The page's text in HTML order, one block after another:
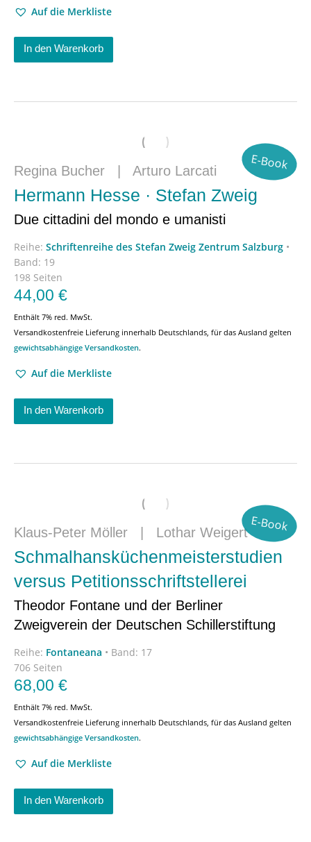
Auf die Merkliste
In den Warenkorb
E-Book
Regina Bucher Arturo Larcati
Hermann Hesse · Stefan Zweig
Due cittadini del mondo e umanisti
Reihe: Schriftenreihe des Stefan Zweig Zentrum Salzburg •
Band: 19
198 Seiten
44,00 €
Enthält 7% red. MwSt.
Versandkostenfreie Lieferung innerhalb Deutschlands, für das Ausland gelten
gewichtsabhängige Versandkosten.
Auf die Merkliste
In den Warenkorb
E-Book
Klaus-Peter Möller Lothar Weigert
Schmalhansküchenmeisterstudien
versus Petitionsschriftstellerei
Theodor Fontane und der Berliner
Zweigverein der Deutschen Schillerstiftung
Reihe: Fontaneana • Band: 17
706 Seiten
68,00 €
Enthält 7% red. MwSt.
Versandkostenfreie Lieferung innerhalb Deutschlands, für das Ausland gelten
gewichtsabhängige Versandkosten.
Auf die Merkliste
In den Warenkorb